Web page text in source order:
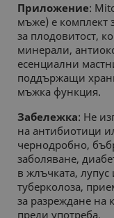
Приложение:
мъже) е комплект
за плодовитост,
минерали,
есенциални
поддържащи
мъжка функция.
Забележка: Не
на антибиотици
чернодробно,
заболяване,
в жлъчката,
туберколоза,
за разреждане на
преди употреба.